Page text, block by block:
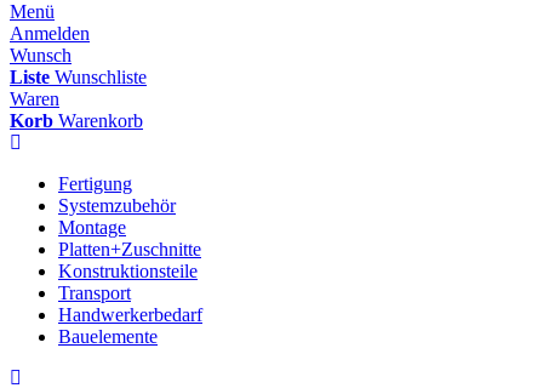
Menü
Anmelden
Wunsch
Liste Wunschliste
Waren
Korb Warenkorb
Fertigung
Systemzubehör
Montage
Platten+Zuschnitte
Konstruktionsteile
Transport
Handwerkerbedarf
Bauelemente